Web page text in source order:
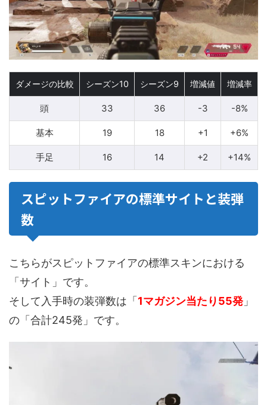
ダメージの比較 シーズン10 シーズン9 増減値 増減率
頭 33 36 -3 -8%
基本 19 18 +1 +6%
手足 16 14 +2 +14%
スピットファイアの標準サイトと装弾
数
こちらがスピットファイアの標準スキンにおける
「サイト」です。
そして入手時の装弾数は「 1マガジン当たり55発」
の「合計245発」です。